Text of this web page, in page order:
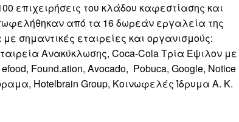
επιχειρήσεις του κλάδου καφεστίασης και
από τα 16 δωρεάν εργαλεία της
σημαντικές εταιρείες και οργανισμούς:
Ανακύκλωσης, Coca-Cola Τρία Έψιλον με
Found.ation, Avocado, Pobuca, Google, Notice
Hotelbrain Group, Κοινωφελές Ίδρυμα Α. Κ.